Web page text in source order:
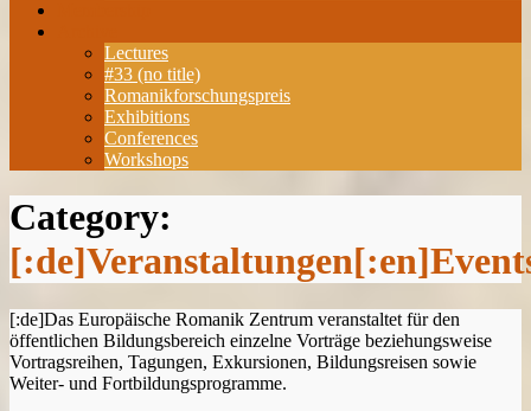
Lectures
#33 (no title)
Romanikforschungspreis
Exhibitions
Conferences
Workshops
Category:
[:de]Das Europäische Romanik Zentrum veranstaltet für den
öffentlichen Bildungsbereich einzelne Vorträge beziehungsweise
Vortragsreihen, Tagungen, Exkursionen, Bildungsreisen sowie
Weiter- und Fortbildungsprogramme.